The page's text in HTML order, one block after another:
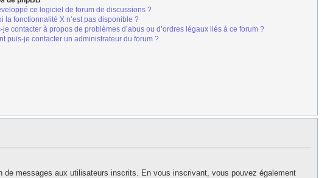
ce logiciel de forum de discussions ?
la fonctionnalité X n’est pas disponible ?
je contacter à propos de problèmes d’abus ou d’ordres légaux liés à ce forum ?
puis-je contacter un administrateur du forum ?
de messages aux utilisateurs inscrits. En vous inscrivant, vous pouvez également